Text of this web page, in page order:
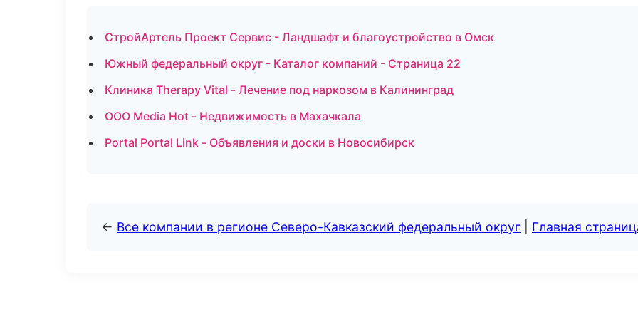
СтройАртель Проект Сервис - Ландшафт и благоустройство в Омск
Южный федеральный округ - Каталог компаний - Страница 22
Клиника Therapy Vital - Лечение под наркозом в Калининград
ООО Media Hot - Недвижимость в Махачкала
Portal Portal Link - Объявления и доски в Новосибирск
← Все компании в регионе Северо-Кавказский федеральный округ Главная